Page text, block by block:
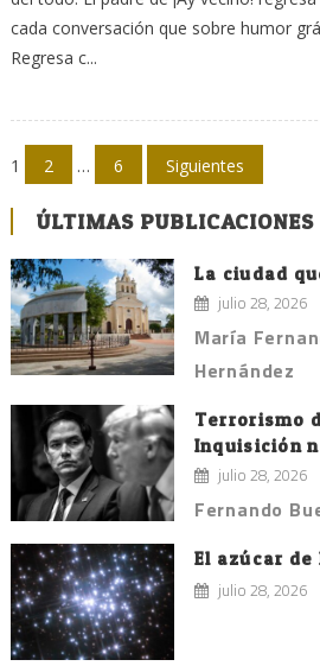
cada conversación que sobre humor
Regresa c...
Navegación
de
entradas
1 2 … 6 Siguientes
ÚLTIMAS PUBLICACIONES
La ciudad
julio 28, 2026
María
Hernández
Terrorismo
Inquisición
julio 28, 2026
Fernando
El azúcar
julio 28, 2026